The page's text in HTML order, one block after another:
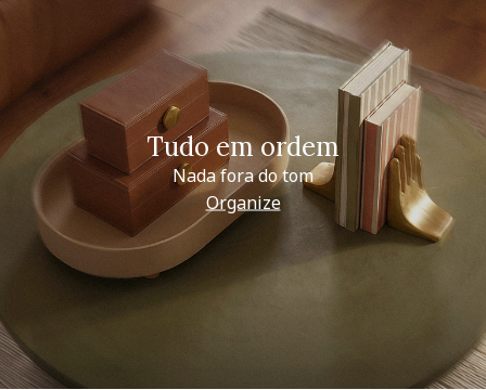
Tudo em ordem
Nada fora do tom
Organize